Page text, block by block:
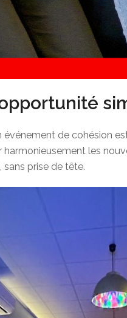
de cohésion
les
sans prise de tête.